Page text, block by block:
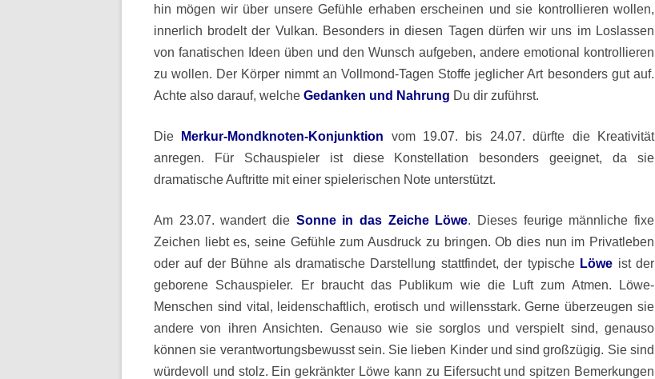
hin mögen wir über unsere Gefühle erhaben erscheinen und sie kontrollieren wollen,
innerlich brodelt der Vulkan. Besonders in diesen Tagen dürfen wir uns im Loslassen
von fanatischen Ideen üben und den Wunsch aufgeben, andere emotional kontrollieren
zu wollen. Der Körper nimmt an Vollmond-Tagen Stoffe jeglicher Art besonders gut auf.
Achte also darauf, welche Gedanken und Nahrung Du dir zuführst.
Die Merkur-Mondknoten-Konjunktion vom 19.07. bis 24.07. dürfte die Kreativität
anregen. Für Schauspieler ist diese Konstellation besonders geeignet, da sie
dramatische Auftritte mit einer spielerischen Note unterstützt.
Am 23.07. wandert die Sonne in das Zeiche Löwe. Dieses feurige männliche fixe
Zeichen liebt es, seine Gefühle zum Ausdruck zu bringen. Ob dies nun im Privatleben
oder auf der Bühne als dramatische Darstellung stattfindet, der typische Löwe ist der
geborene Schauspieler. Er braucht das Publikum wie die Luft zum Atmen. Löwe-
Menschen sind vital, leidenschaftlich, erotisch und willensstark. Gerne überzeugen sie
andere von ihren Ansichten. Genauso wie sie sorglos und verspielt sind, genauso
können sie verantwortungsbewusst sein. Sie lieben Kinder und sind großzügig. Sie sind
würdevoll und stolz. Ein gekränkter Löwe kann zu Eifersucht und spitzen Bemerkungen